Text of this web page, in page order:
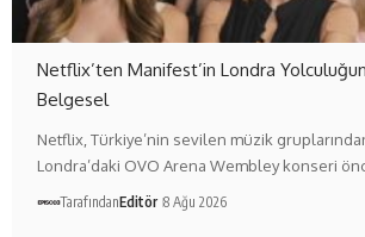
Netflix’ten Manifest’in Londra
Belgesel
Netflix, Türkiye’nin sevilen müzik
Londra’daki OVO Arena Wembley konseri
TarafındanEditör 8 Ağu 2026